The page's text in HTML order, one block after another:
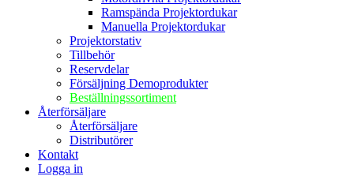
Ramspända Projektordukar
Manuella Projektordukar
Projektorstativ
Tillbehör
Reservdelar
Försäljning Demoprodukter
Beställningssortiment
Återförsäljare
Återförsäljare
Distributörer
Kontakt
Logga in